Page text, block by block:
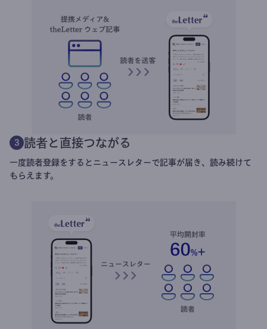
3 読者と直接つながる
一度読者登録をするとニュースレターで記事が届き、読み続けて
もらえます。